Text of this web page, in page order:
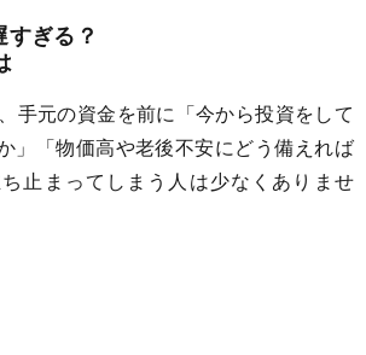
ぎる？
手元の資金を前に「今から投資をして
」「物価高や老後不安にどう備えれば
止まってしまう人は少なくありませ